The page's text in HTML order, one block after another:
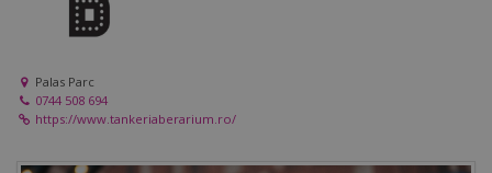
Palas Parc
0744 508 694
https://www.tankeriaberarium.ro/